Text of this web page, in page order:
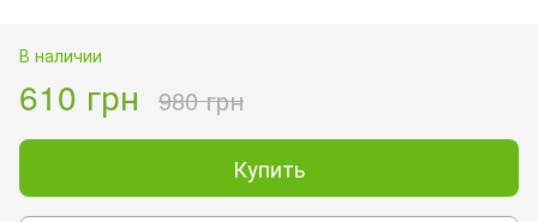
В наличии
610 грн 980 грн
Купить